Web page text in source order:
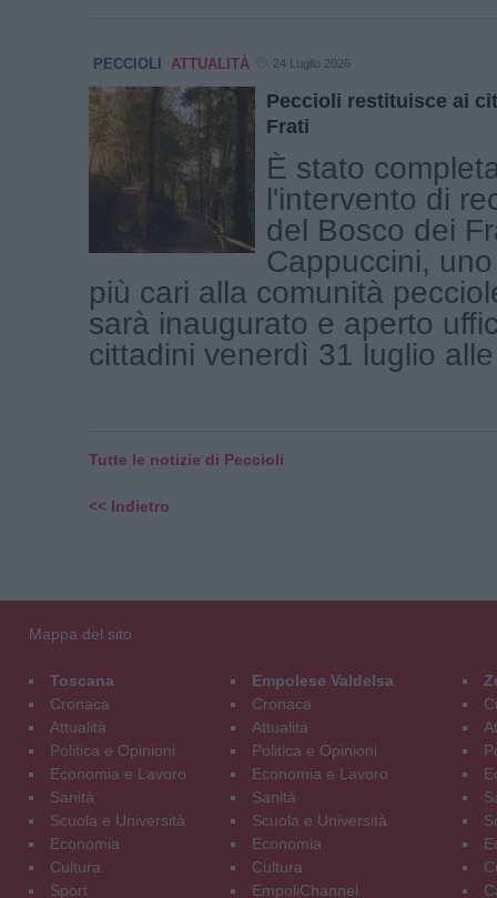
PECCIOLI ATTUALITÀ 24 Luglio 2026
Peccioli restituisce ai
Frati
È stato
l'intervento di
del Bosco dei
Cappuccini,
più cari alla comunità
sarà inaugurato e aperto
cittadini venerdì 31 luglio
Tutte le notizie di Peccioli
<< Indietro
Mappa del sito
Toscana
Cronaca
Attualità
Politica e Opinioni
Economia e Lavoro
Sanità
Scuola e Università
Economia
Cultura
Sport
Empolese Valdelsa
Cronaca
Attualità
Politica e Opinioni
Economia e Lavoro
Sanità
Scuola e Università
Economia
Cultura
EmpoliChannel